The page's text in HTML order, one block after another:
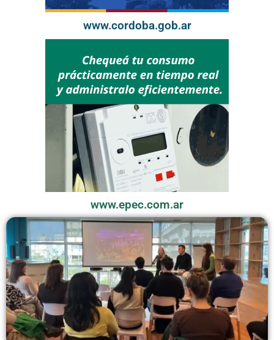
www.cordoba.gob.ar
www.epec.com.ar